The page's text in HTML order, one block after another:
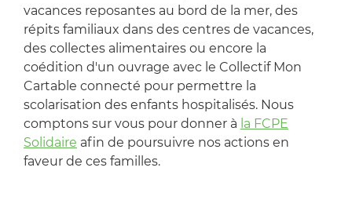
vacances reposantes au bord de la mer, des
répits familiaux dans des centres de vacances,
des collectes alimentaires ou encore la
coédition d'un ouvrage avec le Collectif Mon
Cartable connecté pour permettre la
scolarisation des enfants hospitalisés. Nous
comptons sur vous pour donner à la FCPE
Solidaire afin de poursuivre nos actions en
faveur de ces familles.